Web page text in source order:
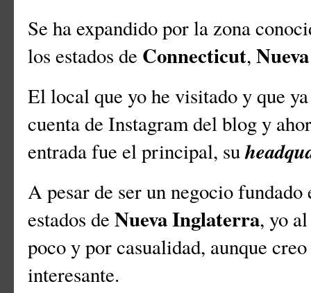
Se ha expandido por la zona
los estados de Connecticut,
El local que yo he visitado y que
cuenta de Instagram del blog y
entrada fue el principal, su
A pesar de ser un negocio
estados de Nueva Inglaterra, yo
poco y por casualidad, aunque
interesante.